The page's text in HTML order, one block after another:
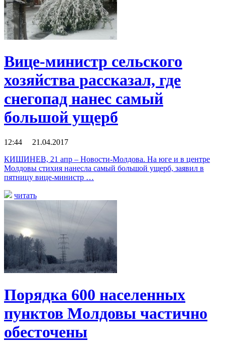
Вице-министр сельского
хозяйства рассказал, где
снегопад нанес самый
большой ущерб
12:44 21.04.2017
КИШИНЕВ, 21 апр – Новости-Молдова. На юге и в центре
Молдовы стихия нанесла самый большой ущерб, заявил в
пятницу вице-министр …
читать
Порядка 600 населенных
пунктов Молдовы частично
обесточены